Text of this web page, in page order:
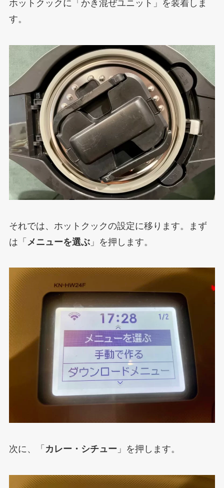
ホットクックに「かき混ぜユニット」を装着しま
す。
それでは、ホットクックの設定に移ります。まず
は「 メニューを選ぶ」を押します。
次に、「 カレー・シチュー 」を押します。